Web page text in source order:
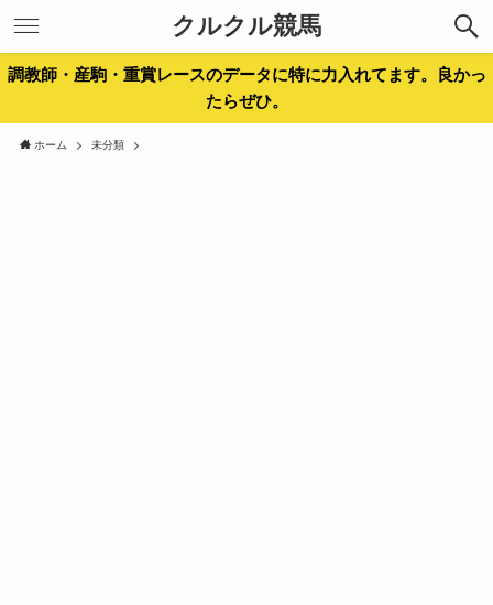
クルクル競馬
調教師・産駒・重賞レースのデータに特に力入れてます。良かっ
たらぜひ。
ホーム 未分類